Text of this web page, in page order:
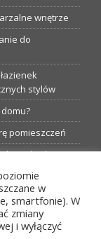
wnętrze
do
stylów
pomieszczeń
budowy
i instalatora
w
smartfonie). W
zmiany
i wyłączyć